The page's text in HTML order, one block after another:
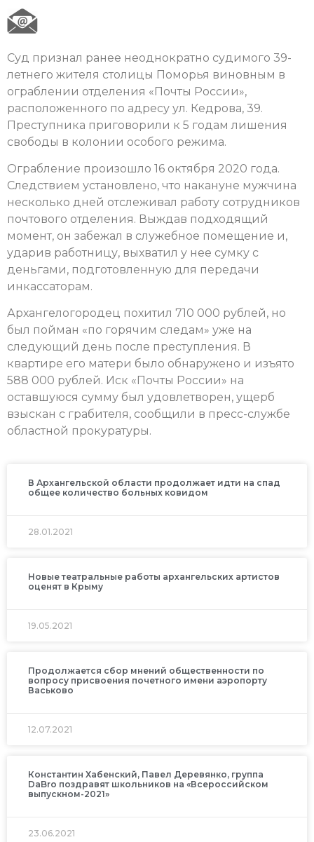
Суд признал ранее неоднократно судимого 39-
летнего жителя столицы Поморья виновным в
ограблении отделения «Почты России»,
расположенного по адресу ул. Кедрова, 39.
Преступника приговорили к 5 годам лишения
свободы в колонии особого режима.
Ограбление произошло 16 октября 2020 года.
Следствием установлено, что накануне мужчина
несколько дней отслеживал работу сотрудников
почтового отделения. Выждав подходящий
момент, он забежал в служебное помещение и,
ударив работницу, выхватил у нее сумку с
деньгами, подготовленную для передачи
инкассаторам.
Архангелогородец похитил 710 000 рублей, но
был пойман «по горячим следам» уже на
следующий день после преступления. В
квартире его матери было обнаружено и изъято
588 000 рублей. Иск «Почты России» на
оставшуюся сумму был удовлетворен, ущерб
взыскан с грабителя, сообщили в пресс-службе
областной прокуратуры.
В Архангельской области продолжает идти на спад
общее количество больных ковидом
28.01.2021
Новые театральные работы архангельских артистов
оценят в Крыму
19.05.2021
Продолжается сбор мнений общественности по
вопросу присвоения почетного имени аэропорту
Васьково
12.07.2021
Константин Хабенский, Павел Деревянко, группа
DaBro поздравят школьников на «Всероссийском
выпускном-2021»
23.06.2021